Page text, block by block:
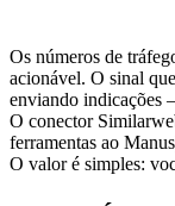
Os números de
acionável. O sinal
enviando indicações
O conector
ferramentas ao
O valor é simples: